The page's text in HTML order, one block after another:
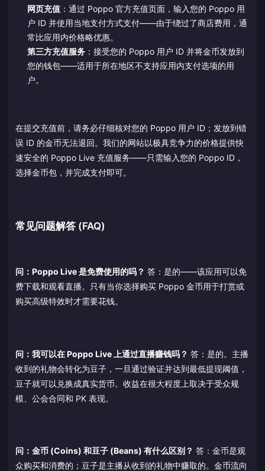
网页充值：通过 Poppo 官方充值页面，输入您的 Poppo 用
户 ID 并使用当地支付方式支付——由于绕过了商店费用，通
常比应用内价格略优惠。
第三方充值服务：接受您的 Poppo 用户 ID 并将金币发放到
您的钱包——适用于所在地区不支持应用内支付选项的用
户。
在提交充值前，请务必仔细核对您的 Poppo 用户 ID；发放到错
误 ID 的金币无法退回。我们的网站以极具竞争力的价格提供快
速安全的 Poppo Live 充值服务——只需输入您的 Poppo ID，
选择金币包，并完成支付即可。
常见问题解答 (FAQ)
问：Poppo Live 是免费使用的吗？ 答：是的——该应用可以免
费下载和观看直播。只有当你选择购买 Poppo 金币用于打赏或
购买高级特效时才需要花钱。
问：我可以在 Poppo Live 上通过直播赚钱吗？ 答：是的。主播
收到的礼物会转化为豆子，一旦通过验证并达到最低提现阈值，
豆子就可以兑换成真实货币。收益在很大程度上取决于受众规
模、公会合同和 PK 表现。
问：金币 (Coins) 和豆子 (Beans) 有什么区别？ 答：金币是观
众购买和消费的；豆子是主播从收到的礼物中赚取的。金币流向